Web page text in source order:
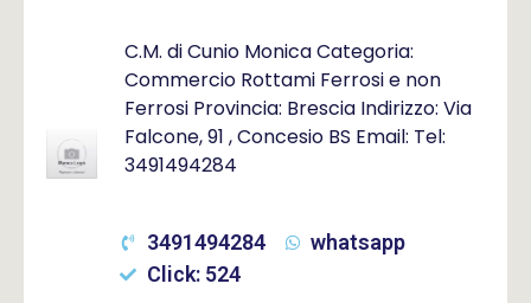
C.M. di Cunio Monica Categoria:
Commercio Rottami Ferrosi e non
Ferrosi Provincia: Brescia Indirizzo: Via
Falcone, 91 , Concesio BS Email: Tel:
3491494284
3491494284
whatsapp
Click: 524